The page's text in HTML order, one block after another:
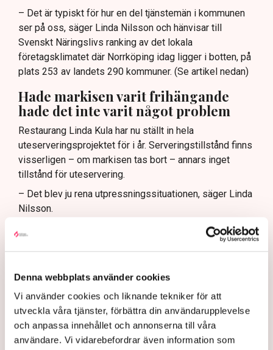
Denna webbplats använder cookies
Vi använder cookies och liknande tekniker för att
utveckla våra tjänster, förbättra din användarupplevelse
och anpassa innehållet och annonserna till våra
användare. Vi vidarebefordrar även information som
– Det är typiskt för hur en del tjänstemän i kommunen
ser på oss, säger Linda Nilsson och hänvisar till
Svenskt Näringslivs ranking av det lokala
företagsklimatet där Norrköping idag ligger i botten, på
plats 253 av landets 290 kommuner. (Se artikel nedan)
Hade markisen varit frihängande
hade det inte varit något problem
Restaurang Linda Kula har nu ställt in hela
uteserveringsprojektet för i år. Serveringstillstånd finns
visserligen – om markisen tas bort – annars inget
tillstånd för uteservering.
– Det blev ju rena utpressningssituationen, säger Linda
Nilsson.
Egentligen är det inte själva markisen som är det stora
problemet, det är de fyra benen som när markisen är
hade klarat sig utan stödben, varit frihängande, då hade
– Jag kan ju tycka att det är lite väl hård tillämpning av
de nya riktlinjerna, suckar hon.
De kraftiga protesterna från många av stadens krögare